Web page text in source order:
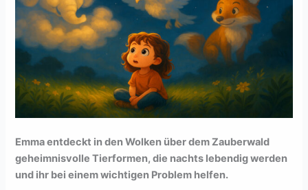
Emma entdeckt in den Wolken über dem Zauberwald
geheimnisvolle Tierformen, die nachts lebendig werden
und ihr bei einem wichtigen Problem helfen.